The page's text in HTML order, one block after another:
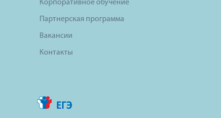
Корпоративное обучение
Партнерская программа
Вакансии
Контакты